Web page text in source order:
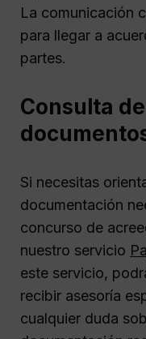
La comunicación
para llegar a
partes.
Consulta
Si necesitas
documentación
concurso de
nuestro servicio
este servicio,
recibir asesoría
cualquier duda